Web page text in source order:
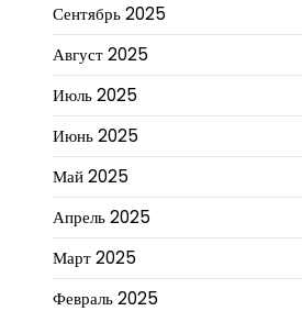
Сентябрь 2025
Август 2025
Июль 2025
Июнь 2025
Май 2025
Апрель 2025
Март 2025
Февраль 2025